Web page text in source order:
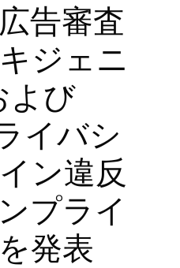
告審査
ジェニ
よび
イバシ
ン違反
プライ
発表